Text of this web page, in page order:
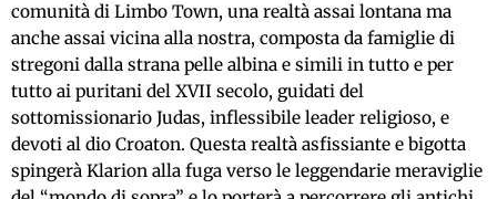
comunità di Limbo Town, una realtà assai lontana ma
anche assai vicina alla nostra, composta da famiglie di
stregoni dalla strana pelle albina e simili in tutto e per
tutto ai puritani del XVII secolo, guidati del
sottomissionario Judas, inflessibile leader religioso, e
devoti al dio Croaton. Questa realtà asfissiante e bigotta
spingerà Klarion alla fuga verso le leggendarie meraviglie